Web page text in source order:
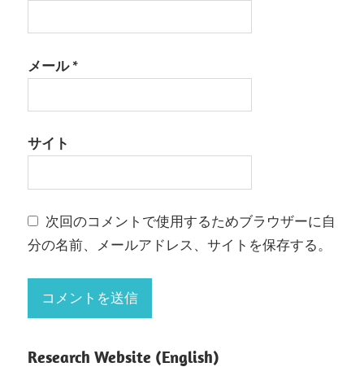
メール*
サイト
次回のコメントで使用するためブラウザーに自
分の名前、メールアドレス、サイトを保存する。
Research Website (English)